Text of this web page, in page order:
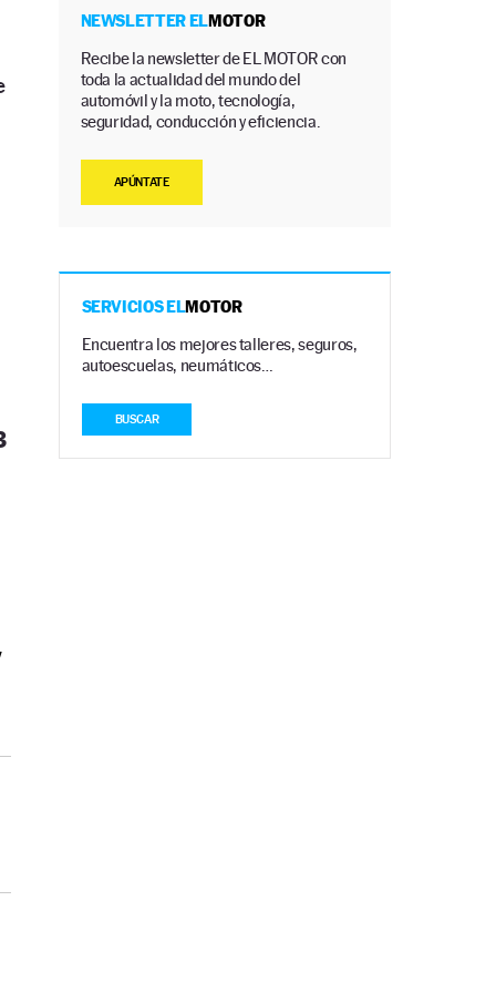
NEWSLETTER ELMOTOR
Recibe la newsletter de EL MOTOR con
toda la actualidad del mundo del
automóvil y la moto, tecnología,
seguridad, conducción y eficiencia.
APÚNTATE
SERVICIOS ELMOTOR
Encuentra los mejores talleres, seguros,
autoescuelas, neumáticos…
BUSCAR